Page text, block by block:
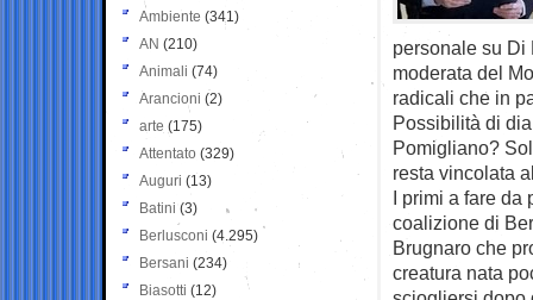
personale su Di
moderata del
radicali che in
Possibilità di
Pomigliano?
resta vincolata
I primi a fare da
coalizione di
Brugnaro che
creatura nata
Ambiente (341)
AN (210)
Animali (74)
Arancioni (2)
arte (175)
Attentato (329)
Auguri (13)
Batini (3)
Berlusconi (4.295)
Bersani (234)
Biasotti (12)